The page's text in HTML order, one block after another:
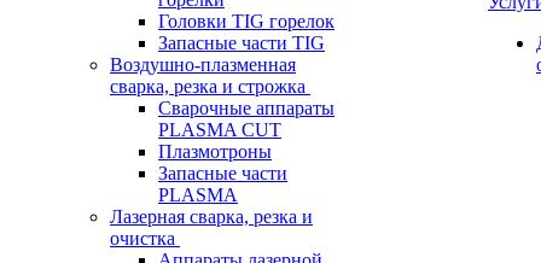
Головки TIG горелок
Запасные части TIG
Воздушно-плазменная
сварка, резка и строжка
Сварочные аппараты
PLASMA CUT
Плазмотроны
Запасные части
PLASMA
Лазерная сварка, резка и
очистка